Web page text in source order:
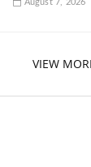
August 7, 2026
VIEW